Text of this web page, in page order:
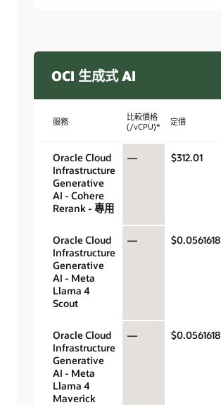
OCI 生成式 AI
服務
比較價格
(/vCPU)*
定價
Oracle Cloud
Infrastructure
Generative
AI - Cohere
Rerank - 專用
— $312.01
Oracle Cloud
Infrastructure
Generative
AI - Meta
Llama 4
Scout
— $0.0561618
Oracle Cloud
Infrastructure
Generative
AI - Meta
Llama 4
Maverick
— $0.0561618